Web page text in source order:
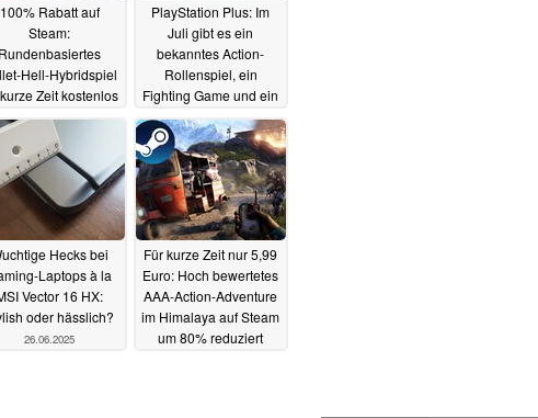
100% Rabatt auf
Steam:
Rundenbasiertes
Hell-Hybridspiel
Zeit kostenlos
27.06.2025
PlayStation Plus: Im
Juli gibt es ein
bekanntes Action-
Rollenspiel, ein
Fighting Game und ein
gefeiertes Indie-
Kletterspiel für
Abonnenten kostenlos
27.06.2025
Hecks bei
Laptops à la
Vector 16 HX:
oder hässlich?
26.06.2025
Für kurze Zeit nur 5,99
Euro: Hoch bewertetes
AAA-Action-Adventure
im Himalaya auf Steam
um 80% reduziert